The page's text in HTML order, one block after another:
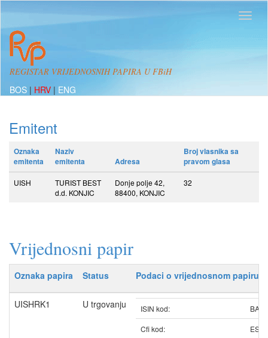
REGISTAR VRIJEDNOSNIH PAPIRA U FBiH
BOS | HRV | ENG
Emitent
Oznaka
emitenta
Naziv
emitenta
Adresa
Broj vlasnika sa
pravom glasa
UISH
TURIST BEST
d.d. KONJIC
Donje polje 42,
88400, KONJIC
32
Vrijednosni papir
Oznaka papira Status Podaci o vrijednosnom papiru
UISHRK1 U trgovanju ISIN kod:
Cfi kod: